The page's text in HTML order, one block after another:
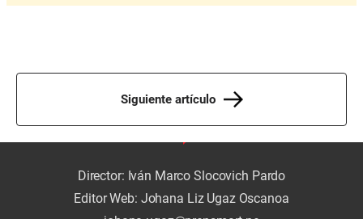
Siguiente artículo
Director: Iván Marco Slocovich Pardo
Editor Web: Johana Liz Ugaz Oscanoa